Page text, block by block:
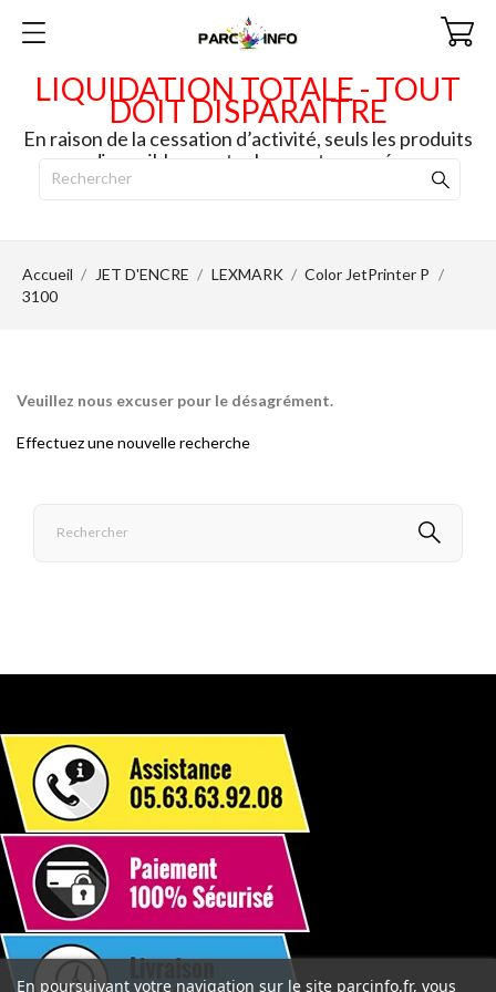
LIQUIDATION TOTALE - TOUT
DOIT DISPARAITRE
En raison de la cessation d’activité, seuls les produits
disponibles en stock seront envoyés.
Accueil JET D'ENCRE LEXMARK
Color JetPrinter P
3100
Veuillez nous excuser pour le désagrément.
Effectuez une nouvelle recherche
En poursuivant votre navigation sur le site parcinfo.fr, vous